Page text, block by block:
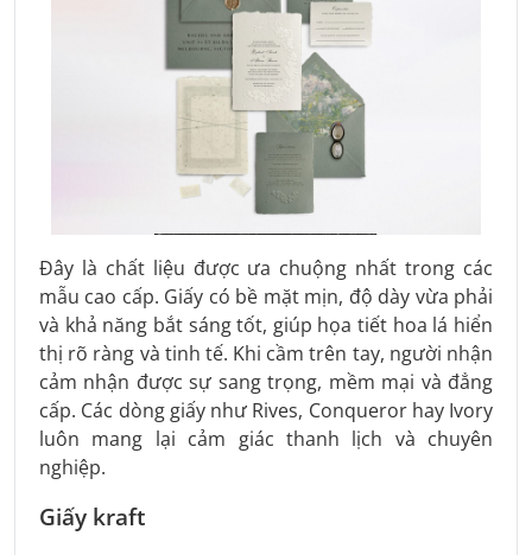
Đây là chất liệu được ưa chuộng nhất trong các
mẫu cao cấp. Giấy có bề mặt mịn, độ dày vừa phải
và khả năng bắt sáng tốt, giúp họa tiết hoa lá hiển
thị rõ ràng và tinh tế. Khi cầm trên tay, người nhận
cảm nhận được sự sang trọng, mềm mại và đẳng
cấp. Các dòng giấy như Rives, Conqueror hay Ivory
luôn mang lại cảm giác thanh lịch và chuyên
nghiệp.
Giấy kraft